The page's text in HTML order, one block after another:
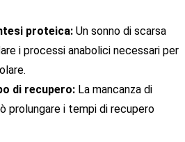
proteica: Un sonno di scarsa
i processi anabolici necessari per
di recupero: La mancanza di
prolungare i tempi di recupero